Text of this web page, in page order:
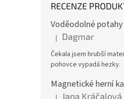
RECENZE
Hodnocení produktu je 4
| Dagmar
Čekala jsem hrubší
pohovce vypadá hezky.
Magnetické herní
Jana Kráčalová